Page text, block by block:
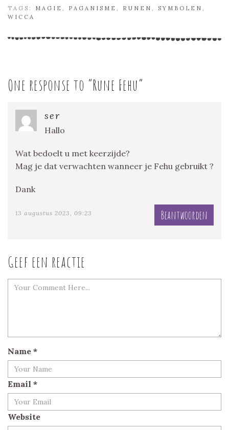
TAGS: MAGIE PAGANISME RUNEN SYMBOLEN
WICCA
One response to “Rune Fehu”
ser
Hallo
Wat bedoelt u met keerzijde?
Mag je dat verwachten wanneer je Fehu gebruikt ?
Dank
13 augustus 2023, 09:23 Beantwoorden
Geef een reactie
Name *
Email *
Website